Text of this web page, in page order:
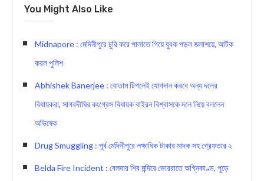
You Might Also Like
Midnapore : মেদিনীপুরে চুরি করে পালাতে গিয়ে যুবক পড়ল জলাশয়ে, আটক
করল পুলিশ
Abhishek Banerjee : বোতাম টিপলেই যোগদান করবে অন্য দলের
বিধায়করা, সাগরদীঘির কংগ্রেস বিধায়ক বাইরন বিশ্বাসকে দলে নিয়ে বললেন
অভিষেক
Drug Smuggling : পূর্ব মেদিনীপুরে লক্ষাধিক টাকার মাদক সহ গ্রেফতার ২
Belda Fire Incident : বেলদার শিব মন্দিরে ভোররাতে অগ্নিকাণ্ড, পুড়ে